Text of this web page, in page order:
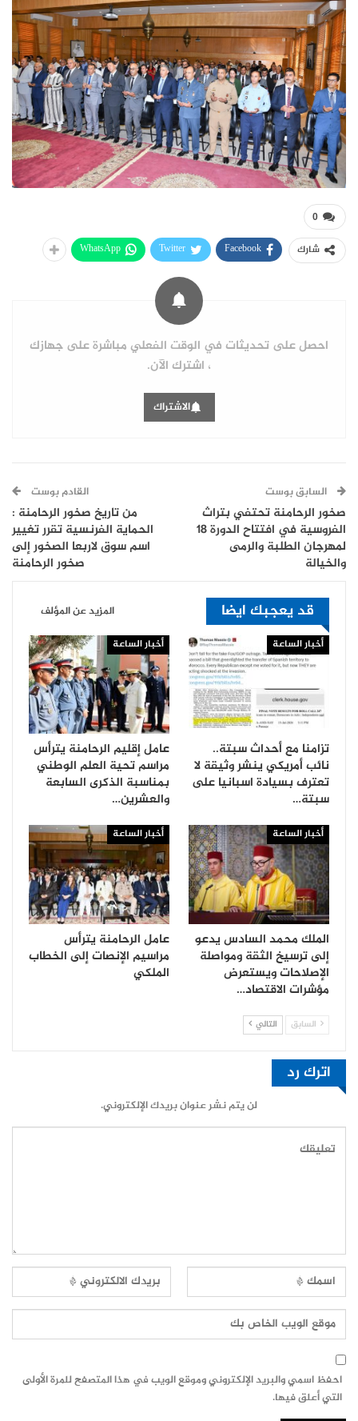
0
شارك Facebook
Twitter
WhatsApp
احصل على تحديثات في الوقت الفعلي مباشرة على جهازك
، اشترك الآن.
الاشتراك
السابق بوست
صخور الرحامنة تحتفي بتراث
الفروسية في افتتاح الدورة 18
لمهرجان الطلبة والرمى
والخيالة
القادم بوست
من تاريخ صخور الرحامنة :
الحماية الفرنسية تقرر تغيير
اسم سوق لاربعا الصخور إلى
صخور الرحامنة
قد يعجبك ايضا المزيد عن المؤلف
أخبار الساعة
تزامنا مع أحداث سبتة..
نائب أمريكي ينشر وثيقة لا
تعترف بسيادة اسبانيا على
سبتة…
أخبار الساعة
عامل إقليم الرحامنة يترأس
مراسم تحية العلم الوطني
بمناسبة الذكرى السابعة
والعشرين…
أخبار الساعة
الملك محمد السادس يدعو
إلى ترسيخ الثقة ومواصلة
الإصلاحات ويستعرض
مؤشرات الاقتصاد…
أخبار الساعة
عامل الرحامنة يترأس
مراسيم الإنصات إلى الخطاب
الملكي
السابق التالي
اترك رد
لن يتم نشر عنوان بريدك الإلكتروني.
احفظ اسمي والبريد الإلكتروني وموقع الويب في هذا المتصفح للمرة الأولى
التي أعلق فيها.